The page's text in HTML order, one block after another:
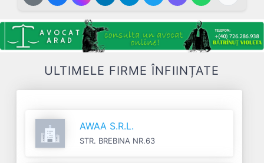
ULTIMELE FIRME ÎNFIINȚATE
AWAA S.R.L.
STR. BREBINA NR.63